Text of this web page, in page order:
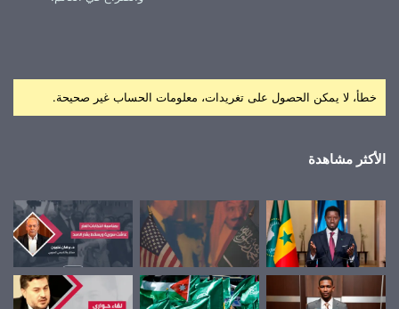
خطأ، لا يمكن الحصول على تغريدات، معلومات الحساب غير صحيحة.
الأكثر مشاهدة